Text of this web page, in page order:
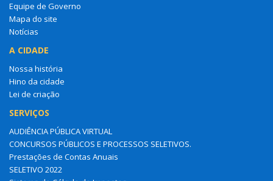
Equipe de Governo
Mapa do site
Notícias
A CIDADE
Nossa história
Hino da cidade
Lei de criação
SERVIÇOS
AUDIÊNCIA PÚBLICA VIRTUAL
CONCURSOS PÚBLICOS E PROCESSOS SELETIVOS.
Prestações de Contas Anuais
SELETIVO 2022